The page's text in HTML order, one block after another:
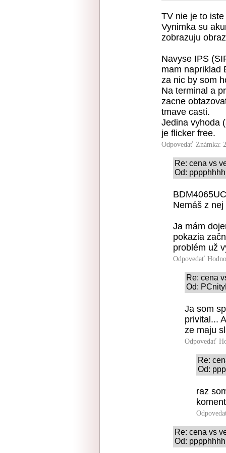
TV nie je to
Vynimka su
zobrazuju
Navyse IPS
mam napriklad
za nic by som
Na terminal a
zacne
tmave casti.
Jedina vyhoda
je flicker free.
Odpovedať Známka:
Re: cena vs
Od:
Nemáš z
Ja mám
pokazia
problém už
Odpovedať
Re: cena
Od:
Ja som
privital...
ze maju
Odpovedať
Re:
Od:
raz
Re: cena vs
Od: